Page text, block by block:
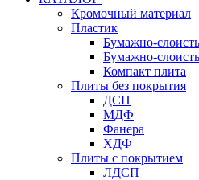
Кромочный материал
Пластик
Бумажно-
Бумажно-
Компакт плита
Плиты без покрытия
ДСП
МДФ
Фанера
ХДФ
Плиты с покрытием
ЛДСП